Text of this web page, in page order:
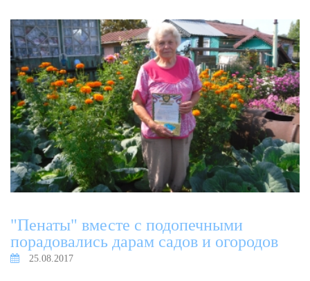
"Пенаты" вместе с подопечными
порадовались дарам садов и огородов
25.08.2017